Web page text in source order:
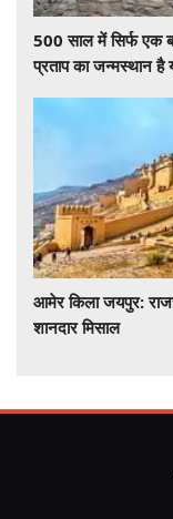
500 साल में सिर्फ एक
प्रताप का जन्मस्थान है
आमेर किला जयपुर:
शानदार मिसाल